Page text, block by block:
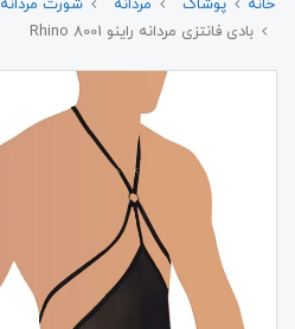
خانه پوشاک مردانه
شورت مردانه
بادی فانتزی مردانه راینو 8001 Rhino